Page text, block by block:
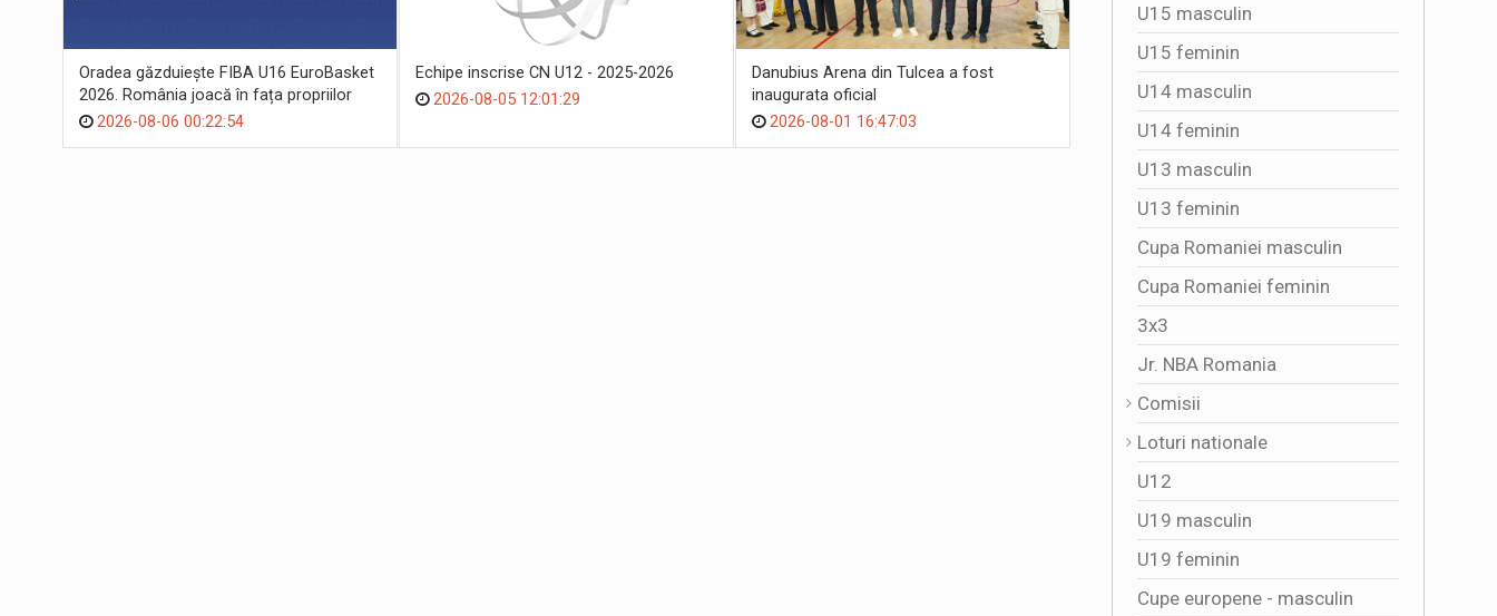
Oradea găzduiește FIBA U16 EuroBasket
2026. România joacă în fața propriilor
suporteri
2026-08-06 00:22:54
Echipe inscrise CN U12 - 2025-2026
2026-08-05 12:01:29
Danubius Arena din Tulcea a fost
inaugurata oficial
2026-08-01 16:47:03
4341 DE SPECTATORI ALATURI DE
TRICOLORE
2026-08-01 16:50:01
U15 masculin
U15 feminin
U14 masculin
U14 feminin
U13 masculin
U13 feminin
Cupa Romaniei masculin
Cupa Romaniei feminin
3x3
Jr. NBA Romania
Comisii
Loturi nationale
U12
U19 masculin
U19 feminin
Cupe europene - masculin